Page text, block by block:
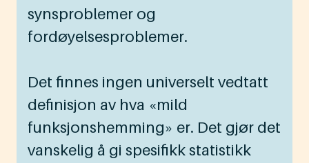
synsproblemer og
fordøyelsesproblemer.
Det finnes ingen universelt vedtatt
definisjon av hva «mild
funksjonshemming» er. Det gjør det
vanskelig å gi spesifikk statistikk